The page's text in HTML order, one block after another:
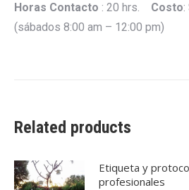
Horas Contacto : 20 hrs. Costo
(sábados 8:00 am – 12:00 pm)
Related products
Etiqueta y
profesionales